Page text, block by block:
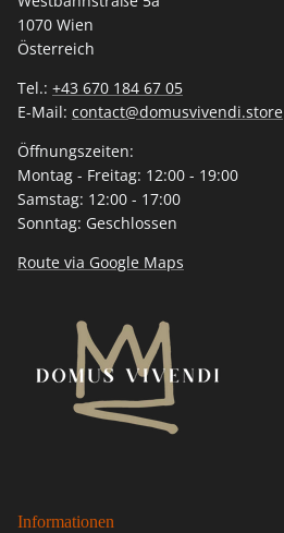
1070 Wien
Österreich
Tel.: +43 670 184 67 05
E-Mail: contact@domusvivendi.store
Öffnungszeiten:
Montag - Freitag: 12:00 - 19:00
Samstag: 12:00 - 17:00
Sonntag: Geschlossen
Route via Google Maps
Informationen